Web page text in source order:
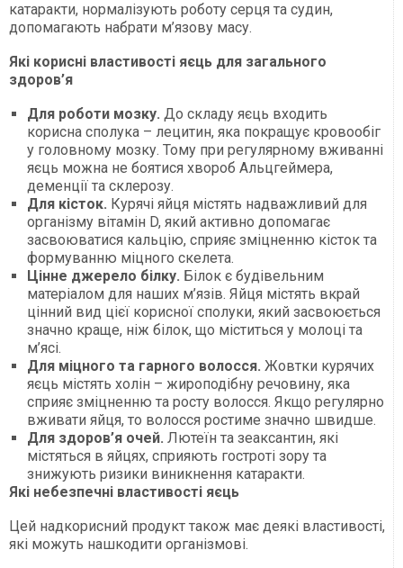
катаракти, нормалізують роботу серця та судин,
допомагають набрати м’язову масу.
Які корисні властивості яєць для загального
здоров’я
Для роботи мозку. До складу яєць входить
корисна сполука – лецитин, яка покращує кровообіг
у головному мозку. Тому при регулярному вживанні
яєць можна не боятися хвороб Альцгеймера,
деменції та склерозу.
Для кісток. Курячі яйця містять надважливий для
організму вітамін D, який активно допомагає
засвоюватися кальцію, сприяє зміцненню кісток та
формуванню міцного скелета.
Цінне джерело білку. Білок є будівельним
матеріалом для наших м’язів. Яйця містять вкрай
цінний вид цієї корисної сполуки, який засвоюється
значно краще, ніж білок, що міститься у молоці та
м’ясі.
Для міцного та гарного волосся. Жовтки курячих
яєць містять холін – жироподібну речовину, яка
сприяє зміцненню та росту волосся. Якщо регулярно
вживати яйця, то волосся ростиме значно швидше.
Для здоров’я очей. Лютеїн та зеаксантин, які
містяться в яйцях, сприяють гостроті зору та
знижують ризики виникнення катаракти.
Які небезпечні властивості яєць
Цей надкорисний продукт також має деякі властивості,
які можуть нашкодити організмові.